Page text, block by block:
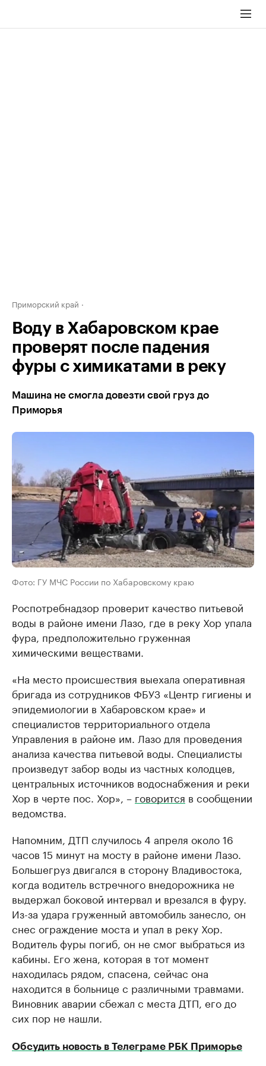
Приморский край
Воду в Хабаровском крае
проверят после падения
фуры с химикатами в реку
Машина не смогла довезти свой груз до
Приморья
Фото: ГУ МЧС России по Хабаровскому краю
Роспотребнадзор проверит качество питьевой
воды в районе имени Лазо, где в реку Хор упала
фура, предположительно груженная
химическими веществами.
«На место происшествия выехала оперативная
бригада из сотрудников ФБУЗ «Центр гигиены и
эпидемиологии в Хабаровском крае» и
специалистов территориального отдела
Управления в районе им. Лазо для проведения
анализа качества питьевой воды. Специалисты
произведут забор воды из частных колодцев,
центральных источников водоснабжения и реки
Хор в черте пос. Хор», – говорится в сообщении
ведомства.
Напомним, ДТП случилось 4 апреля около 16
часов 15 минут на мосту в районе имени Лазо.
Большегруз двигался в сторону Владивостока,
когда водитель встречного внедорожника не
выдержал боковой интервал и врезался в фуру.
Из-за удара груженный автомобиль занесло, он
снес ограждение моста и упал в реку Хор.
Водитель фуры погиб, он не смог выбраться из
кабины. Его жена, которая в тот момент
находилась рядом, спасена, сейчас она
находится в больнице с различными травмами.
Виновник аварии сбежал с места ДТП, его до
сих пор не нашли.
Обсудить новость в Телеграме РБК Приморье